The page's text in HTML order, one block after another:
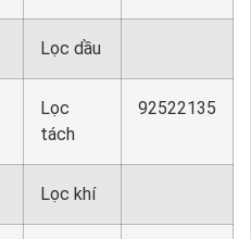
Lọc dầu
Lọc
tách
92522135
Lọc khí